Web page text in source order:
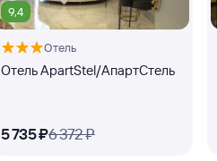
9,4
Отель
Отель ApartStel/АпартСтель
5 ⁠735 ⁠₽6 ⁠372 ⁠₽